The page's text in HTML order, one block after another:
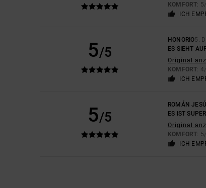
KOMFORT: 5
ICH
5/5
HONORIO5.
ES SIEHT
Original
KOMFORT: 4
ICH
5/5
ROMÁN
ES IST
Original
KOMFORT: 5
ICH